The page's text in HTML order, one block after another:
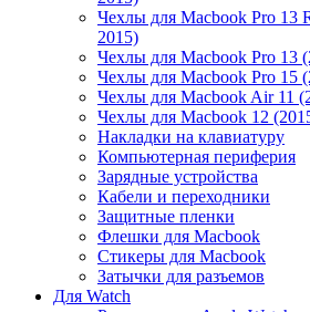
Чехлы для Macbook Pro 13
2015)
Чехлы для Macbook Pro 13
Чехлы для Macbook Pro 15
Чехлы для Macbook Air 11
Чехлы для Macbook 12
Накладки на клавиатуру
Компьютерная периферия
Зарядные устройства
Кабели и переходники
Защитные пленки
Флешки для Macbook
Стикеры для Macbook
Затычки для разъемов
Для Watch